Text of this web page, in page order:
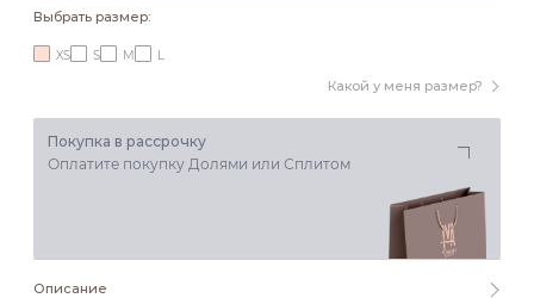
Выбрать размер:
Какой у меня размер?
XS S M L
Покупка в рассрочку
Оплатите покупку Долями или Сплитом
Описание